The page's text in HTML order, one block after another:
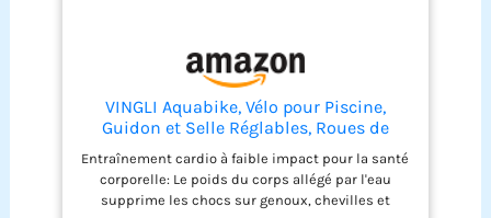
VINGLI Aquabike, Vélo pour Piscine,
Guidon et Selle Réglables, Roues de
Transport, Antidérapant, pour Fitness
Aquatique, Rééducation, Perte de Poids,
en Acier Inoxydable, HDPE, Jusqu'à 150
kg, Gris
Entraînement cardio à faible impact pour la santé
corporelle: Le poids du corps allégé par l'eau
supprime les chocs sur genoux, chevilles et